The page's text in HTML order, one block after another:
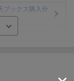
ブックス購入分